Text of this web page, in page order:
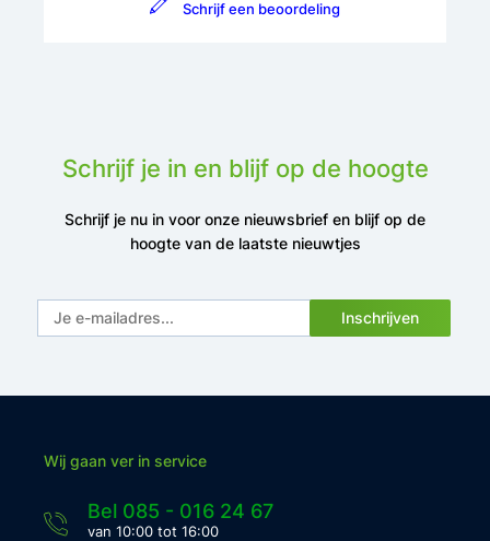
Schrijf een beoordeling
Schrijf je in en blijf op de hoogte
Schrijf je nu in voor onze nieuwsbrief en blijf op de
hoogte van de laatste nieuwtjes
Inschrijven
Wij gaan ver in service
Bel 085 - 016 24 67
van 10:00 tot 16:00